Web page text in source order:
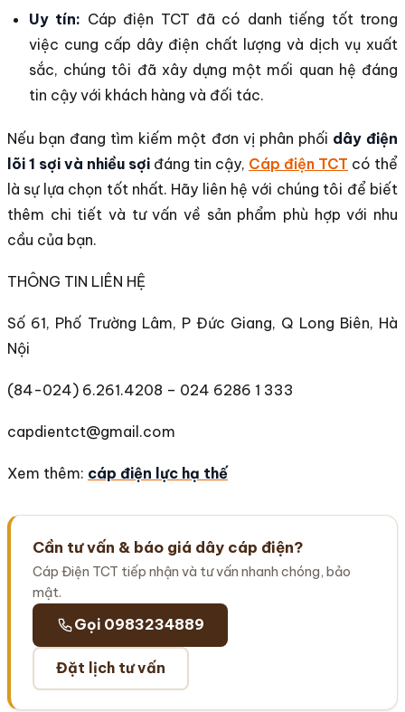
Uy tín: Cáp điện TCT đã có danh tiếng tốt trong
việc cung cấp dây điện chất lượng và dịch vụ xuất
sắc, chúng tôi đã xây dựng một mối quan hệ đáng
tin cậy với khách hàng và đối tác.
Nếu bạn đang tìm kiếm một đơn vị phân phối dây điện
lõi 1 sợi và nhiều sợi đáng tin cậy, Cáp điện TCT có thể
là sự lựa chọn tốt nhất. Hãy liên hệ với chúng tôi để biết
thêm chi tiết và tư vấn về sản phẩm phù hợp với nhu
cầu của bạn.
THÔNG TIN LIÊN HỆ
Số 61, Phố Trường Lâm, P Đức Giang, Q Long Biên, Hà
Nội
(84-024) 6.261.4208 – 024 6286 1 333
capdientct@gmail.com
Xem thêm: cáp điện lực hạ thế
Cần tư vấn & báo giá dây cáp điện?
Cáp Điện TCT tiếp nhận và tư vấn nhanh chóng, bảo
mật.
Gọi 0983234889
Đặt lịch tư vấn